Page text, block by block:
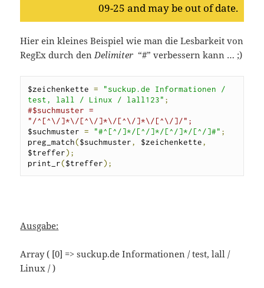
09-25 and may be out of date.
Hier ein kleines Beispiel wie man die Lesbarkeit von
RegEx durch denDelimiter “#” verbessern kann … ;)
$zeichenkette =
"suckup.de Informationen /
test, lall / Linux / lall123" ;
#$suchmuster =
"/^[^\/]*\/[^\/]*\/[^\/]*\/[^\/]/";
$suchmuster = "#^[^/]*/[^/]*/[^/]*/[^/]#" ;
preg_match($suchmuster, $zeichenkette,
$treffer);
print_r($treffer);
Ausgabe:
Array ( [0] => suckup.de Informationen / test, lall /
Linux / )